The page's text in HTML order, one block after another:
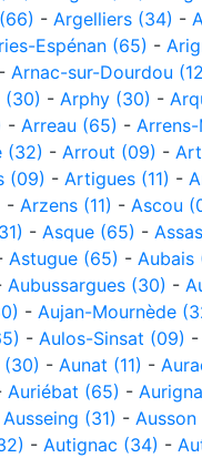
- Argelliers (34) -
Espénan (65) -
- Arnac-sur-Dourdou
(30) - Arphy (30) -
- Arreau (65) -
(32) - Arrout (09) -
(09) - Artigues (11) -
- Arzens (11) - Ascou
- Asque (65) -
Astugue (65) - Aubais
Aubussargues (30) -
- Aujan-Mournède
- Aulos-Sinsat (09) -
(30) - Aunat (11) -
Auriébat (65) -
Ausseing (31) - Ausson
- Autignac (34) -